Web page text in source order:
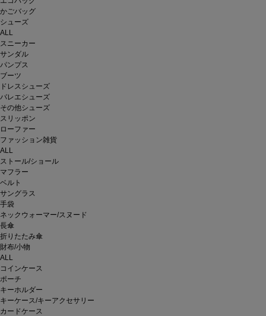
かごバッグ
シューズ
ALL
スニーカー
サンダル
パンプス
ブーツ
ドレスシューズ
バレエシューズ
その他シューズ
スリッポン
ローファー
ファッション雑貨
ALL
ストール/ショール
マフラー
ベルト
サングラス
手袋
ネックウォーマー/スヌード
長傘
折りたたみ傘
財布/小物
ALL
コインケース
ポーチ
キーホルダー
キーケース/キーアクセサリー
カードケース